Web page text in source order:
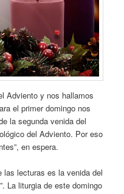
Adviento y nos hallamos
el primer domingo nos
la segunda venida del
del Adviento. Por eso
en espera.
las lecturas es la venida del
La liturgia de este domingo